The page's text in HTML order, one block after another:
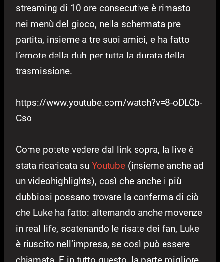
streaming di 10 ore consecutive è rimasto
nei menù del gioco, nella schermata pre
partita, insieme a tre suoi amici, e ha fatto
l’emote della dub per tutta la durata della
trasmissione.
https://www.youtube.com/watch?v=8-oDLCb-
Cso
Come potete vedere dal link sopra, la live è
stata ricaricata su Youtube (insieme anche ad
un videohighlights), così che anche i più
dubbiosi possano trovare la conferma di ciò
che Luke ha fatto: alternando anche movenze
in real life, scatenando le risate dei fan, Luke
è riuscito nell’impresa, se così può essere